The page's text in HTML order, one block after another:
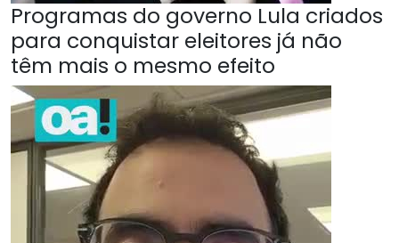
Programas do governo Lula criados
para conquistar eleitores já não
têm mais o mesmo efeito